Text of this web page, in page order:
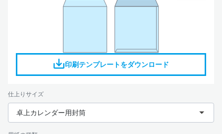
印刷テンプレートをダウンロード
仕上りサイズ
卓上カレンダー用封筒